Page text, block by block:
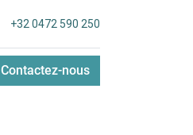
+32 0472 590 250
Contactez-nous